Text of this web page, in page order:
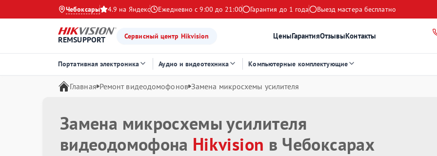
Чебоксары 4.9 на Яндекс Ежедневно с 9:00 до 21:00 Гарантия до 1 года Выезд мастера бесплатно
REMSUPPORT Сервисный центр Hikvision ЦеныГарантияОтзывыКонтакты
Портативная электроника Аудио и видеотехника Компьютерные комплектующие
Главная Ремонт видеодомофонов Замена микросхемы усилителя
Замена микросхемы усилителя
видеодомофона Hikvision в Чебоксарах